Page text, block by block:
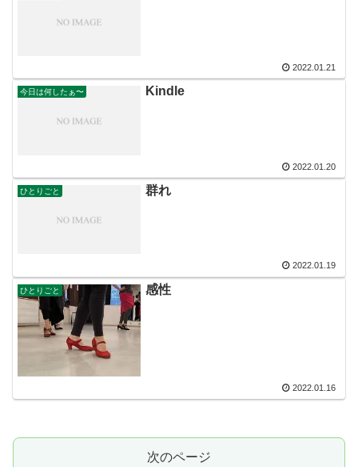
2022.01.21
今日は何したぁ〜 Kindle
2022.01.20
ひとりごと 群れ
2022.01.19
ひとりごと 感性
2022.01.16
次のページ